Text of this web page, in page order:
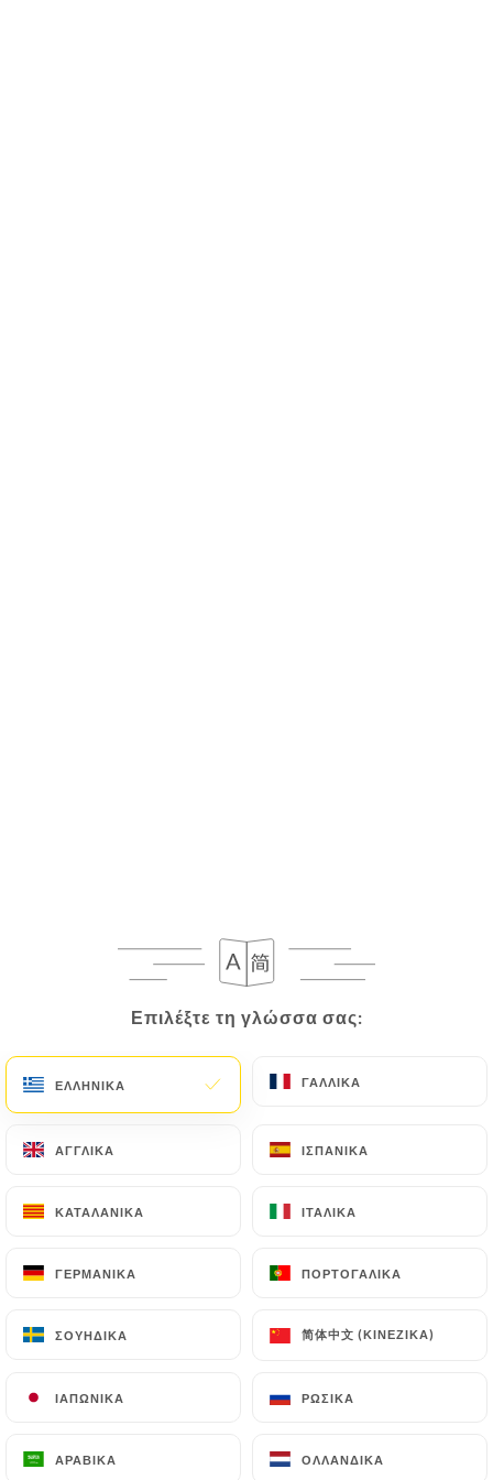
Επιλέξτε τη γλώσσα σας:
ΕΛΛΗΝΙΚΆ ΓΑΛΛΙΚΆ
ΑΓΓΛΙΚΆ ΙΣΠΑΝΙΚΆ
ΚΑΤΑΛΑΝΙΚΆ ΙΤΑΛΙΚΆ
ΓΕΡΜΑΝΙΚΆ ΠΟΡΤΟΓΑΛΙΚΆ
ΣΟΥΗΔΙΚΆ 简体中文 (ΚΙΝΈΖΙΚΑ)
ΙΑΠΩΝΙΚΆ ΡΩΣΙΚΆ
ΑΡΑΒΙΚΆ ΟΛΛΑΝΔΙΚΆ
Επιλέξτε τη γλώσσα σας:
ΕΛΛΗΝΙΚΆ ΓΑΛΛΙΚΆ
ΑΓΓΛΙΚΆ ΙΣΠΑΝΙΚΆ
ΚΑΤΑΛΑΝΙΚΆ ΙΤΑΛΙΚΆ
ΓΕΡΜΑΝΙΚΆ ΠΟΡΤΟΓΑΛΙΚΆ
ΣΟΥΗΔΙΚΆ 简体中文 (ΚΙΝΈΖΙΚΑ)
ΙΑΠΩΝΙΚΆ ΡΩΣΙΚΆ
ΑΡΑΒΙΚΆ ΟΛΛΑΝΔΙΚΆ